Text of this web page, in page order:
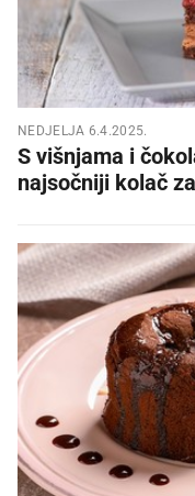
NEDJELJA 6.4.2025.
S višnjama i
najsočniji kolač